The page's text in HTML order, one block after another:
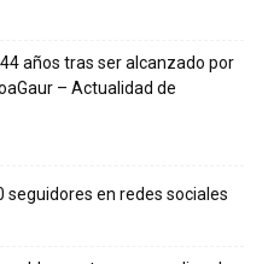
años tras ser alcanzado por
– Actualidad de
seguidores en redes sociales